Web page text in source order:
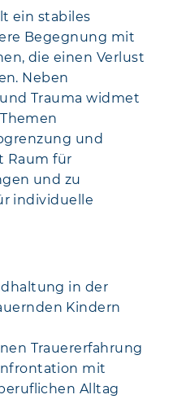
ein stabiles
Begegnung mit
die einen Verlust
Neben
Trauma widmet
und
Raum für
und zu
individuelle
in der
Kindern
Trauererfahrung
mit
Alltag